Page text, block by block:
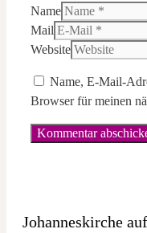
Name
Mail
Website
Name, E-Mail-
Browser für meinen
Johanneskirche